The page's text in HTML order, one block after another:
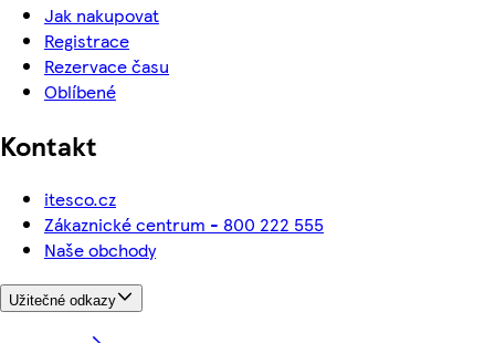
Jak nakupovat
Registrace
Rezervace času
Oblíbené
Kontakt
itesco.cz
Zákaznické centrum - 800 222 555
Naše obchody
Užitečné odkazy